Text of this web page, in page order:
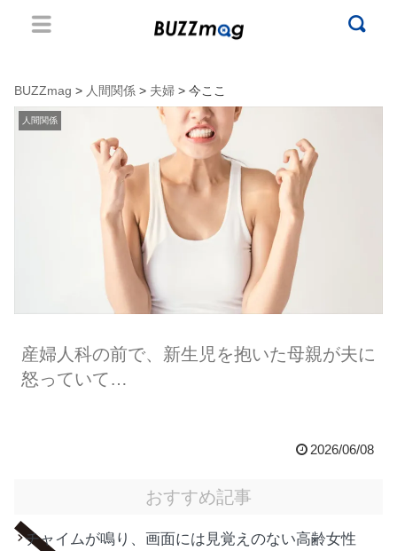
BUZZmag > 人間関係 > 夫婦 > 今ここ
人間関係
産婦人科の前で、新生児を抱いた母親が夫に
怒っていて…
2026/06/08
おすすめ記事
チャイムが鳴り、画面には見覚えのない高齢女性